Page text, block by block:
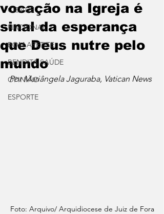
CIDADE
NACIONAL
BOM APETITE
BENDITA SAÚDE
OPINIÃO
ESPORTE
vocação na Igreja é
sinal da esperança
que Deus nutre pelo
mundo
Por Mariângela Jaguraba, Vatican News
Foto: Arquivo/ Arquidiocese de Juiz de Fora